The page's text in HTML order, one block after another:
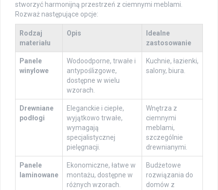
stworzyć harmonijną przestrzeń z ciemnymi meblami.
Rozważ następujące opcje:
Rodzaj
materiału
Opis
Idealne
zastosowanie
Panele
winylowe
Wodoodporne, trwałe i
antypoślizgowe,
dostępne w wielu
wzorach.
Kuchnie, łazienki,
salony, biura.
Drewniane
podłogi
Eleganckie i ciepłe,
wyjątkowo trwałe,
wymagają
specjalistycznej
pielęgnacji.
Wnętrza z
ciemnymi
meblami,
szczególnie
drewnianymi.
Panele
laminowane
Ekonomiczne, łatwe w
montażu, dostępne w
różnych wzorach.
Budżetowe
rozwiązania do
domów z